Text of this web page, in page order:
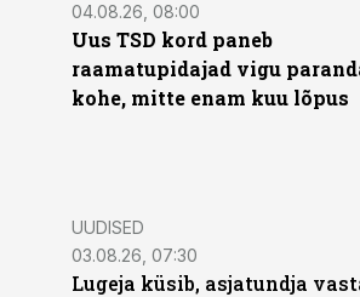
04.08.26, 08:00
Uus TSD kord paneb
raamatupidajad vigu
kohe, mitte enam kuu lõpus
UUDISED
03.08.26, 07:30
Lugeja küsib, asjatundja